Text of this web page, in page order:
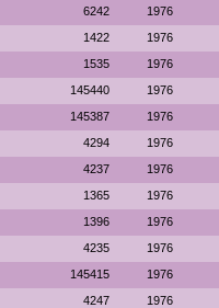
6242 1976
1422 1976
1535 1976
145440 1976
145387 1976
4294 1976
4237 1976
1365 1976
1396 1976
4235 1976
145415 1976
4247 1976